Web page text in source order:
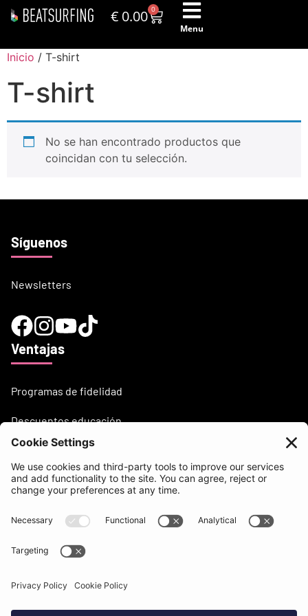
€ 0.00 0
Menu
Inicio / T-shirt
T-shirt
No se han encontrado productos que
coincidan con tu selección.
Síguenos
Newsletters
Ventajas
Programas de fidelidad
Descuentos educación
¿Necesitas ayuda?
support@beatsurfing.com
Base de conocimientos
BEATSURFING Blog